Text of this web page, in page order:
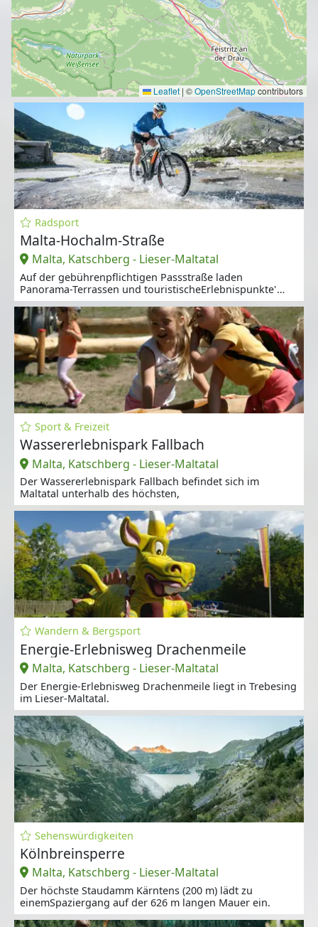
Leaflet | ©OpenStreetMapcontributors
Radsport
Malta-Hochalm-Straße
Malta, Katschberg - Lieser-Maltatal
Auf der gebührenpflichtigen Passstraße laden
Panorama-Terrassen und touristischeErlebnispunkte'
zum
Sport & Freizeit
Wassererlebnispark Fallbach
Malta, Katschberg - Lieser-Maltatal
Der Wassererlebnispark Fallbach befindet sich im
Maltatal unterhalb des höchsten,
Wandern & Bergsport
Energie-Erlebnisweg Drachenmeile
Malta, Katschberg - Lieser-Maltatal
Der Energie-Erlebnisweg Drachenmeile liegt in Trebesing
im Lieser-Maltatal.
Sehenswürdigkeiten
Kölnbreinsperre
Malta, Katschberg - Lieser-Maltatal
Der höchste Staudamm Kärntens (200 m) lädt zu
einemSpaziergang auf der 626 m langen Mauer ein.